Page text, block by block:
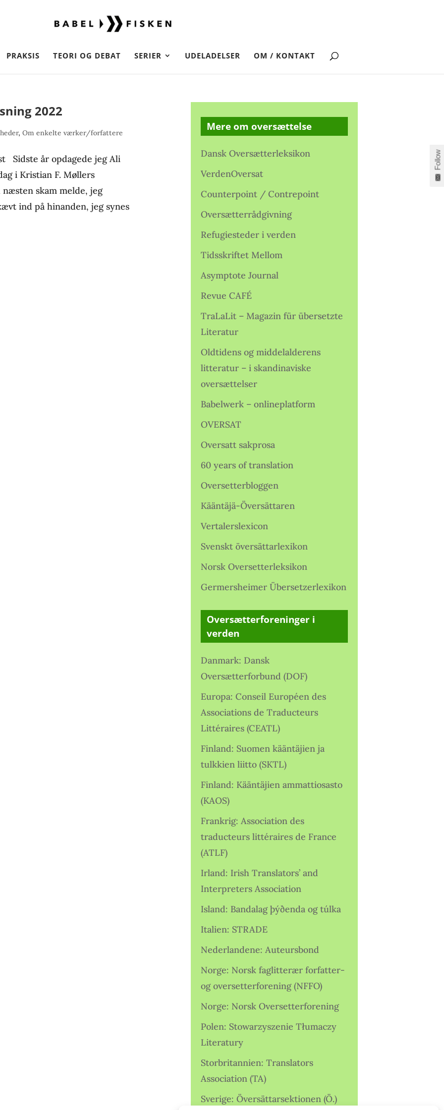
PRAKSIS TEORI OG DEBAT SERIER UDELADELSER OM / KONTAKT
2022
,Om enkelte værker/forfattere
Sidste år opdagede jeg Ali
i Kristian F. Møllers
næsten skam melde, jeg
ind på hinanden, jeg synes
Mere om oversættelse
Dansk Oversætterleksikon
VerdenOversat
Counterpoint / Contrepoint
Oversætterrådgivning
Refugiesteder i verden
Tidsskriftet Mellom
Asymptote Journal
Revue CAFÉ
TraLaLit – Magazin für übersetzte
Literatur
Oldtidens og middelalderens
litteratur – i skandinaviske
oversættelser
Babelwerk – onlineplatform
OVERSAT
Oversatt sakprosa
60 years of translation
Oversetterbloggen
Kääntäjä-Översättaren
Vertalerslexicon
Svenskt översättarlexikon
Norsk Oversetterleksikon
Germersheimer Übersetzerlexikon
Oversætterforeninger i
verden
Danmark: Dansk
Oversætterforbund (DOF)
Europa: Conseil Européen des
Associations de Traducteurs
Littéraires (CEATL)
Finland: Suomen kääntäjien ja
tulkkien liitto (SKTL)
Finland: Kääntäjien ammattiosasto
(KAOS)
Frankrig: Association des
traducteurs littéraires de France
(ATLF)
Irland: Irish Translators’ and
Interpreters Association
Island: Bandalag þýðenda og túlka
Italien: STRADE
Nederlandene: Auteursbond
Norge: Norsk faglitterær forfatter-
og oversetterforening (NFFO)
Norge: Norsk Oversetterforening
Polen: Stowarzyszenie Tłumaczy
Literatury
Storbritannien: Translators
Association (TA)
Sverige: Översättarsektionen (Ö.)
Follow